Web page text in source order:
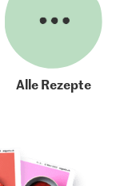
Alle Rezepte